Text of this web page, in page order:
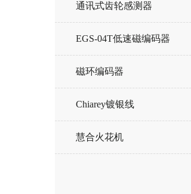
通讯式齿轮感测器
EGS-04T低速磁编码器
磁环编码器
Chiarey镀银线
慧合火花机